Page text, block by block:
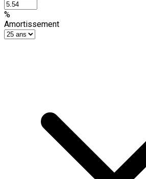
%
Amortissement